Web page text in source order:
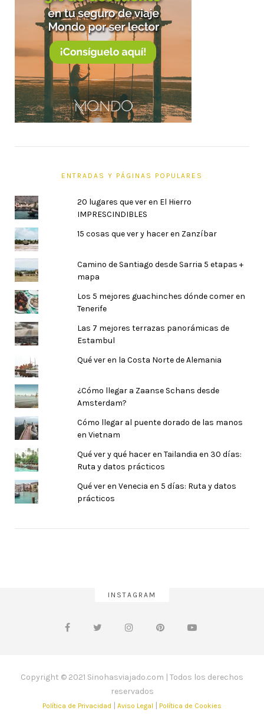
ENTRADAS Y PÁGINAS POPULARES
20 lugares que ver en El Hierro
IMPRESCINDIBLES
15 cosas que ver y hacer en Zanzíbar
Camino de Santiago desde Sarria 5 etapas +
mapa
Los 5 mejores guachinches dónde comer en
Tenerife
Las 7 mejores terrazas panorámicas de
Estambul
Qué ver en la Costa Norte de Alemania
¿Cómo llegar a Zaanse Schans desde
Amsterdam?
Cómo llegar al puente dorado de las manos
en Vietnam
Qué ver y qué hacer en Tailandia en 30 días:
Ruta y datos prácticos
Qué ver en Venecia en 5 días: Ruta y datos
prácticos
INSTAGRAM
Copyright © 2021 Sinohasviajado.com | Todos los derechos
reservados
Política de Privacidad | Aviso Legal | Política de Cookies